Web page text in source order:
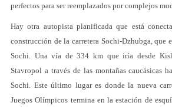
perfectos para ser reemplazados por complejos
Hay otra autopista planificada que está
construcción de la carretera Sochi-Dzhubga, que
Sochi. Una vía de 334 km que iría desde
Stavropol a través de las montañas caucásicas
Sochi. Este último lugar es donde la nueva
Juegos Olímpicos termina en la estación de